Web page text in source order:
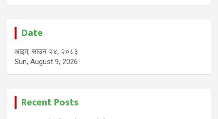
Date
आइत, साउन २४, २०८३
Sun, August 9, 2026
Recent Posts